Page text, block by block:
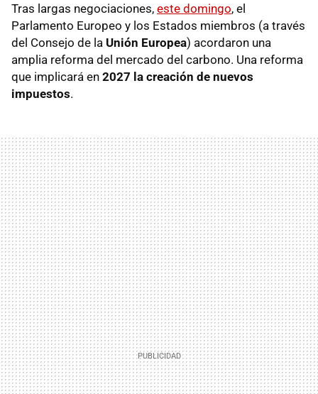
Tras largas negociaciones, este domingo, el
Parlamento Europeo y los Estados miembros (a través
del Consejo de la Unión Europea) acordaron una
amplia reforma del mercado del carbono. Una reforma
que implicará en 2027 la creación de nuevos
impuestos.